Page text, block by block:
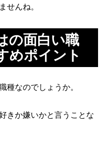
せんね。
の面白い職
めポイント
種なのでしょうか。
きか嫌いかと言うことな